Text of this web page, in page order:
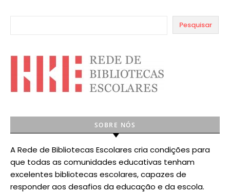
Pesquisar
SOBRE NÓS
A Rede de Bibliotecas Escolares cria condições para
que todas as comunidades educativas tenham
excelentes bibliotecas escolares, capazes de
responder aos desafios da educação e da escola.